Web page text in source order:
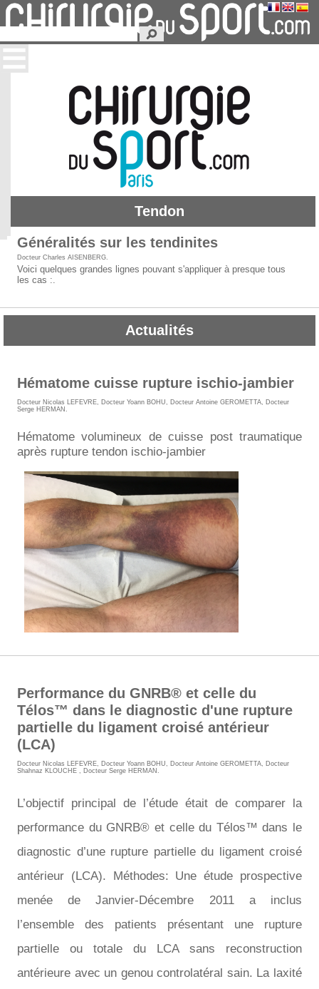
Tendon
Généralités sur les tendinites
Docteur Charles AISENBERG.
Voici quelques grandes lignes pouvant s'appliquer à presque tous
les cas :.
Actualités
Hématome cuisse rupture ischio-jambier
Docteur Nicolas LEFEVRE, Docteur Yoann BOHU, Docteur Antoine GEROMETTA, Docteur
Serge HERMAN .
Hématome volumineux de cuisse post traumatique
après rupture tendon ischio-jambier
Performance du GNRB® et celle du
Télos™ dans le diagnostic d'une rupture
partielle du ligament croisé antérieur
(LCA)
Docteur Nicolas LEFEVRE, Docteur Yoann BOHU, Docteur Antoine GEROMETTA, Docteur
Shahnaz KLOUCHE , Docteur Serge HERMAN .
L’objectif principal de l’étude était de comparer la
performance du GNRB® et celle du Télos™ dans le
diagnostic d’une rupture partielle du ligament croisé
antérieur (LCA). Méthodes: Une étude prospective
menée de Janvier-Décembre 2011 a inclus
l’ensemble des patients présentant une rupture
partielle ou totale du LCA sans reconstruction
antérieure avec un genou controlatéral sain. La laxité